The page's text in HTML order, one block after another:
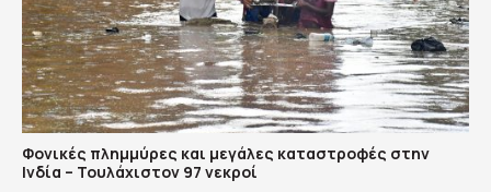
Φονικές πλημμύρες και μεγάλες καταστροφές στην
Ινδία – Τουλάχιστον 97 νεκροί